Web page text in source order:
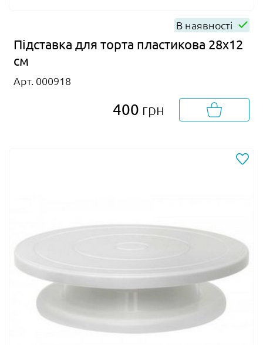
В наявності
Підставка для торта пластикова 28х12
см
Арт. 000918
400 грн